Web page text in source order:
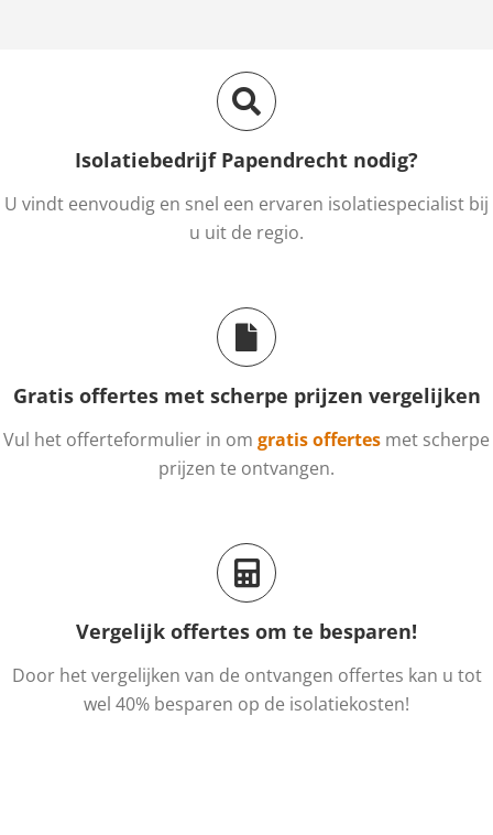
Isolatiebedrijf Papendrecht nodig?
U vindt eenvoudig en snel een ervaren isolatiespecialist bij
u uit de regio.
Gratis offertes met scherpe prijzen vergelijken
Vul het offerteformulier in om gratis offertes met scherpe
prijzen te ontvangen.
Vergelijk offertes om te besparen!
Door het vergelijken van de ontvangen offertes kan u tot
wel 40% besparen op de isolatiekosten!